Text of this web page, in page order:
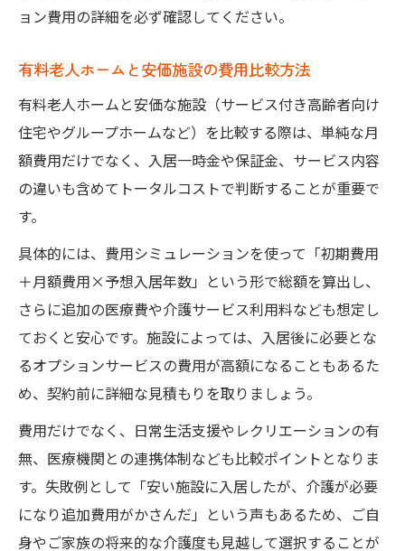
ョン費用の詳細を必ず確認してください。
有料老人ホームと安価施設の費用比較方法
有料老人ホームと安価な施設（サービス付き高齢者向け
住宅やグループホームなど）を比較する際は、単純な月
額費用だけでなく、入居一時金や保証金、サービス内容
の違いも含めてトータルコストで判断することが重要で
す。
具体的には、費用シミュレーションを使って「初期費用
＋月額費用×予想入居年数」という形で総額を算出し、
さらに追加の医療費や介護サービス利用料なども想定し
ておくと安心です。施設によっては、入居後に必要とな
るオプションサービスの費用が高額になることもあるた
め、契約前に詳細な見積もりを取りましょう。
費用だけでなく、日常生活支援やレクリエーションの有
無、医療機関との連携体制なども比較ポイントとなりま
す。失敗例として「安い施設に入居したが、介護が必要
になり追加費用がかさんだ」という声もあるため、ご自
身やご家族の将来的な介護度も見越して選択することが